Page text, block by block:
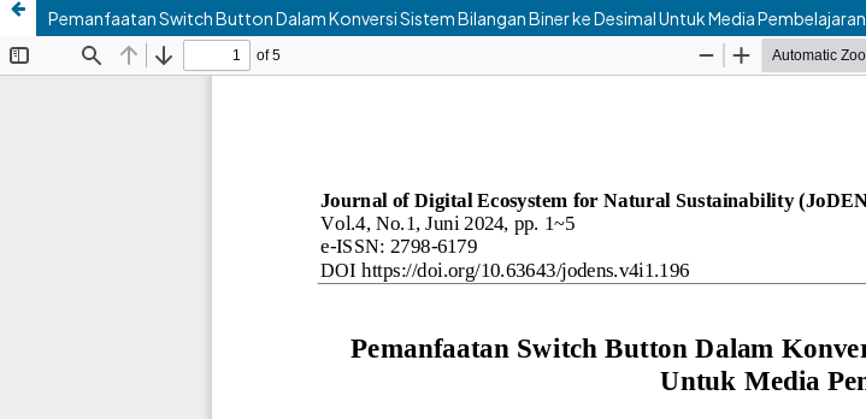
Pemanfaatan Switch Button Dalam Konversi Sistem Bilangan Biner ke Desimal Untuk Media Pembelajaran